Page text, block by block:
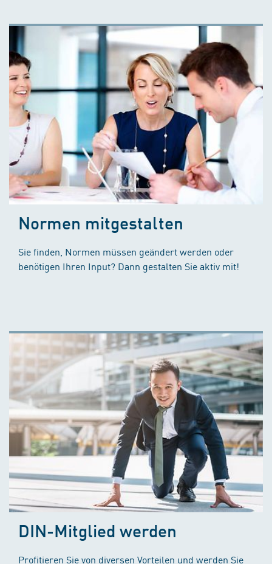
Normen mitgestalten
Sie finden, Normen müssen geändert werden oder
benötigen Ihren Input? Dann gestalten Sie aktiv mit!
DIN-Mitglied werden
Profitieren Sie von diversen Vorteilen und werden Sie